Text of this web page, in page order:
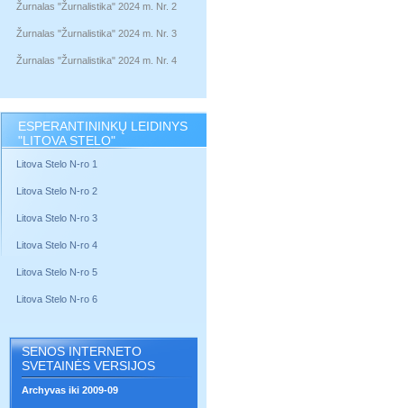
Žurnalas "Žurnalistika" 2024 m. Nr. 2
Žurnalas "Žurnalistika" 2024 m. Nr. 3
Žurnalas "Žurnalistika" 2024 m. Nr. 4
ESPERANTININKŲ LEIDINYS
"LITOVA STELO"
Litova Stelo N-ro 1
Litova Stelo N-ro 2
Litova Stelo N-ro 3
Litova Stelo N-ro 4
Litova Stelo N-ro 5
Litova Stelo N-ro 6
SENOS INTERNETO
SVETAINĖS VERSIJOS
Archyvas iki 2009-09